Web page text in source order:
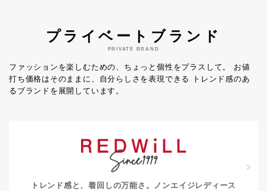
プライベートブランド
PRIVATE BRAND
ファッションを楽しむための、ちょっと個性をプラスして。
お値
打ち価格はそのままに、自分らしさを表現できる
トレンド感のあ
るブランドを展開しています。
トレンド感と、着回しの万能さ。
ノンエイジレディース